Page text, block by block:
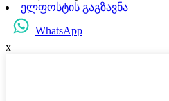
ელფოსტის გაგზავნა
WhatsApp
x